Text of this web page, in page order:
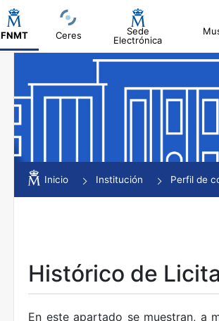
FNMT Ceres
Sede
Electrónica
Mostrar/Ocultar
Mostrar/Ocultar
Mostrar/Ocultar
Inicio Institución Perfil de
Histórico de
En este apartado se muestran, a